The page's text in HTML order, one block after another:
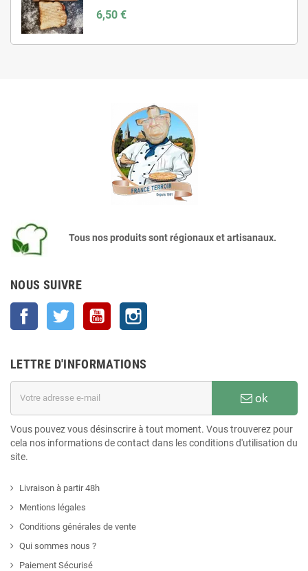
6,50 €
Tous nos produits sont régionaux et artisanaux.
NOUS SUIVRE
Facebook Twitter YouTube
LETTRE D'INFORMATIONS
ok
Vous pouvez vous désinscrire à tout moment. Vous trouverez pour
cela nos informations de contact dans les conditions d'utilisation du
site.
Livraison à partir 48h
Mentions légales
Conditions générales de vente
Qui sommes nous ?
Paiement Sécurisé